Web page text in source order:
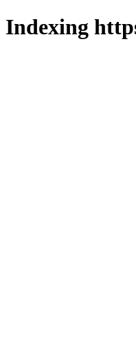
Indexing